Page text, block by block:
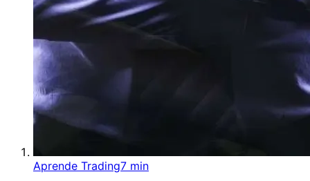
Aprende Trading7 min